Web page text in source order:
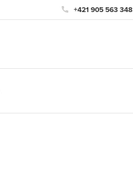
+421 905 563 348